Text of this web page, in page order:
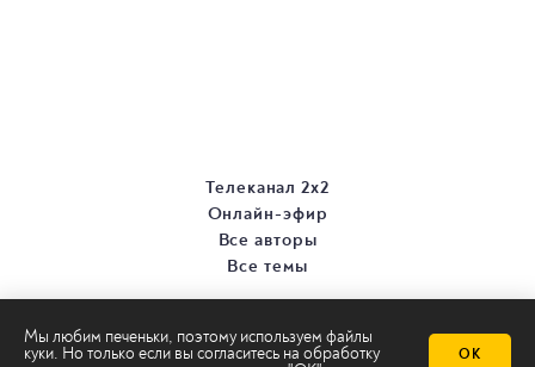
Мы любим печеньки, поэтому используем файлы
куки. Но только если вы согласитесь на обработку
ОК
Телеканал 2х2
Онлайн-эфир
Все авторы
Все темы